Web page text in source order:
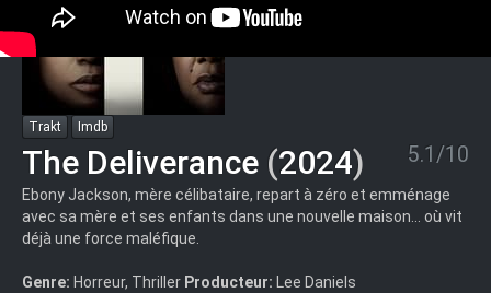
Trakt Imdb
The Deliverance (2024) 5.1/10
Ebony Jackson, mère célibataire, repart à zéro et emménage
avec sa mère et ses enfants dans une nouvelle maison... où vit
déjà une force maléfique.
Genre: Horreur, Thriller Producteur: Lee Daniels